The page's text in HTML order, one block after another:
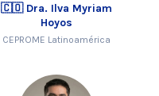
🇨🇴 Dra. Ilva Myriam
Hoyos
CEPROME Latinoamérica